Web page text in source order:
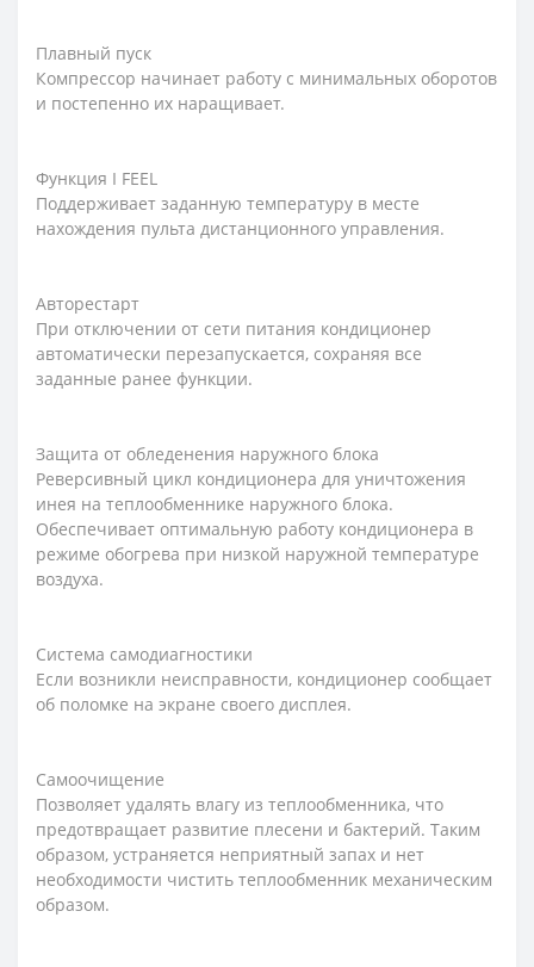
Плавный пуск
Компрессор начинает работу с минимальных оборотов
и постепенно их наращивает.
Функция I FEEL
Поддерживает заданную температуру в месте
нахождения пульта дистанционного управления.
Авторестарт
При отключении от сети питания кондиционер
автоматически перезапускается, сохраняя все
заданные ранее функции.
Защита от обледенения наружного блока
Реверсивный цикл кондиционера для уничтожения
инея на теплообменнике наружного блока.
Обеспечивает оптимальную работу кондиционера в
режиме обогрева при низкой наружной температуре
воздуха.
Система самодиагностики
Если возникли неисправности, кондиционер сообщает
об поломке на экране своего дисплея.
Самоочищение
Позволяет удалять влагу из теплообменника, что
предотвращает развитие плесени и бактерий. Таким
образом, устраняется неприятный запах и нет
необходимости чистить теплообменник механическим
образом.